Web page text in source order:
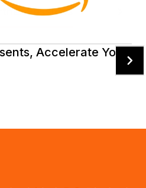
Sessions
Accelerate Your